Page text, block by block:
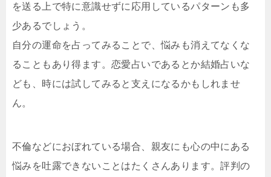
を送る上で特に意識せずに応用しているパターンも多
少あるでしょう。
自分の運命を占ってみることで、悩みも消えてなくな
ることもあり得ます。恋愛占いであるとか結婚占いな
ども、時には試してみると支えになるかもしれませ
ん。
不倫などにおぼれている場合、親友にも心の中にある
悩みを吐露できないことはたくさんあります。評判の